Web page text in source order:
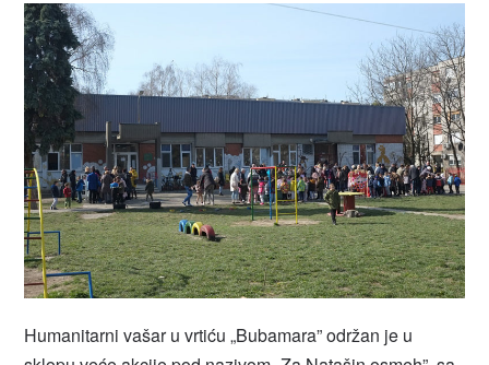
Humanitarni vašar u vrtiću „Bubamara” održan je u